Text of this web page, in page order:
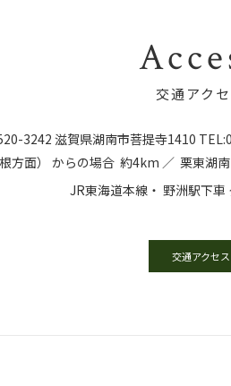
交通アク
3242 滋賀県湖南市菩提寺1410 TEL:
方面） からの場合 約4km ／ 栗東湖南
JR東海道本線・ 野洲駅下車
交通アクセス